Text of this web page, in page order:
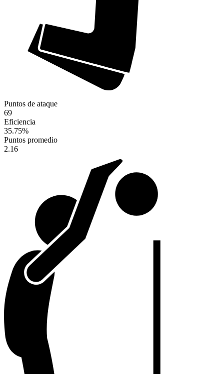
Puntos de ataque
69
Eficiencia
35.75%
Puntos promedio
2.16